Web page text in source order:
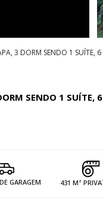
3 DORM SENDO 1 SUÍTE,
SENDO 1 SUÍTE, 6
GARAGEM 431 M²